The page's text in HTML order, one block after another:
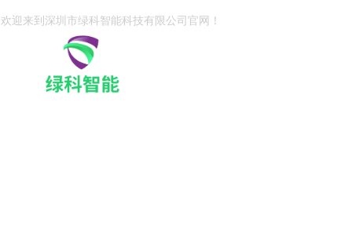
欢迎来到深圳市绿科智能科技有限公司官网！